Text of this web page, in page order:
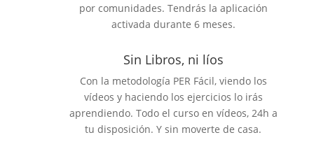
por comunidades. Tendrás la aplicación
activada durante 6 meses​.
Sin Libros, ni líos
Con la metodología PER Fácil, viendo los
vídeos y haciendo los ejercicios lo irás
aprendiendo. Todo el curso en vídeos, 24h a
tu disposición. Y sin moverte de casa.